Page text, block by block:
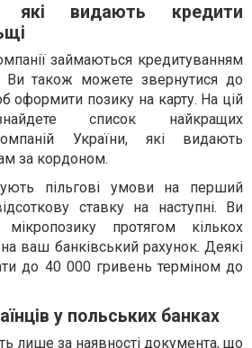
які видають кредити
займаються кредитуванням
Ви також можете звернутися до
оформити позику на карту. На цій
список найкращих
України, які видають
за кордоном.
пільгові умови на перший
ставку на наступні. Ви
протягом кількох
ваш банківський рахунок. Деякі
до 40 000 гривень терміном до
у польських банках
лише за наявності документа, що